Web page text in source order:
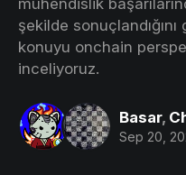
mühendislik
şekilde
konuyu onchain
inceliyoruz.
Basar,
Sep 20,